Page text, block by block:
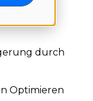
durch
Optimieren